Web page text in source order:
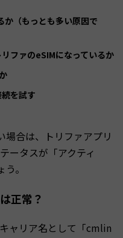
か（もっとも多い原因で
ファのeSIMになっているか
を試す
場合は、トリファアプリ
ータスが「アクティ
。
正常？
ャリア名として「cmlin